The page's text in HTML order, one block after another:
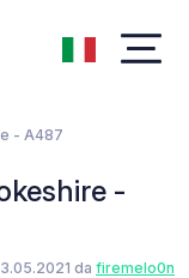
- A487
-
da firemelo0n